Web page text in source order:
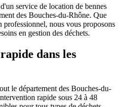
service de location de bennes
des Bouches-du-Rhône. Que
nous vous proposons
en gestion des déchets.
dans les
le département des Bouches-du-
rapide sous 24 à 48